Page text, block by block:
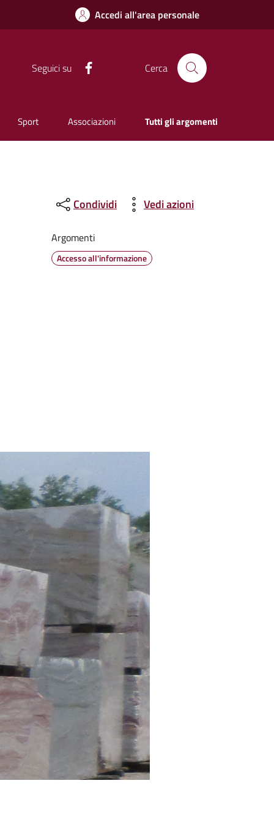
Accedi all'area personale
Seguici su Cerca
Sport Associazioni Tutti gli argomenti
Condividi Vedi azioni
Argomenti
Accesso all'informazione